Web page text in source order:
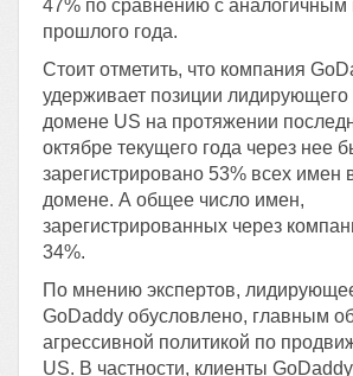
47% по сравнению с аналогичным
прошлого года.
Стоит отметить, что компания
удерживает позиции лидирующего
домене US на протяжении
октябре текущего года через нее
зарегистрировано 53% всех имен
домене. А общее число имен,
зарегистрированных через
34%.
По мнению экспертов,
GoDaddy обусловлено, главным
агрессивной политикой по
US. В частности, клиенты